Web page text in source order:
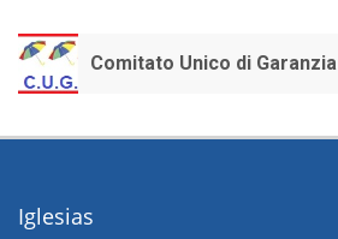
Comitato Unico di Garanzia
Iglesias